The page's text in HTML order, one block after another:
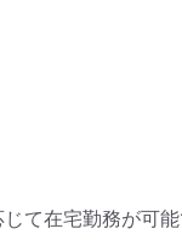
て在宅勤務が可能